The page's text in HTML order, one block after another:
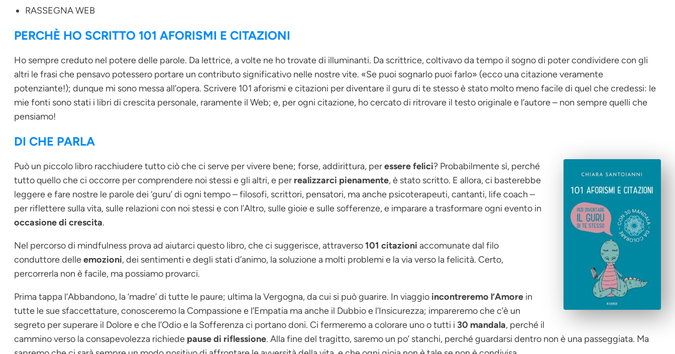
RASSEGNA WEB
PERCHÈ HO SCRITTO 101 AFORISMI E CITAZIONI
Ho sempre creduto nel potere delle parole. Da lettrice, a volte ne ho trovate di illuminanti. Da scrittrice, coltivavo da tempo il sogno di poter condividere con gli
altri le frasi che pensavo potessero portare un contributo significativo nelle nostre vite. «Se puoi sognarlo puoi farlo» (ecco una citazione veramente
potenziante!); dunque mi sono messa all’opera. Scrivere 101 aforismi e citazioni per diventare il guru di te stessoè stato molto meno facile di quel che credessi: le
mie fonti sono stati i libri di crescita personale, raramente il Web; e, per ogni citazione, ho cercato di ritrovare il testo originale e l’autore – non sempre quelli che
pensiamo!
DI CHE PARLA
Può un piccolo libro racchiudere tutto ciò che ci serve per vivere bene; forse, addirittura, peressere felici? Probabilmente sì, perché
tutto quello che ci occorre per comprendere noi stessi e gli altri, e per realizzarci pienamente, è stato scritto. E allora, ci basterebbe
leggere e fare nostre le parole dei ‘guru’ di ogni tempo – filosofi, scrittori, pensatori, ma anche psicoterapeuti, cantanti, life coach –
per riflettere sulla vita, sulle relazioni con noi stessi e con l’Altro, sulle gioie e sulle sofferenze, e imparare a trasformare ogni evento in
occasione di crescita.
Nel percorso di mindfulness prova ad aiutarci questo libro, che ci suggerisce, attraverso101 citazioni accomunate dal filo
conduttore delleemozioni, dei sentimenti e degli stati d’animo, la soluzione a molti problemi e la via verso la felicità. Certo,
percorrerla non è facile, ma possiamo provarci.
Prima tappa l’Abbandono, la ‘madre’ di tutte le paure; ultima la Vergogna, da cui si può guarire. In viaggio incontreremo l’Amore in
tutte le sue sfaccettature, conosceremo la Compassione e l’Empatia ma anche il Dubbio e l’Insicurezza; impareremo che c’è un
segreto per superare il Dolore e che l’Odio e la Sofferenza ci portano doni. Ci fermeremo a colorare uno o tutti i 30 mandala, perché il
cammino verso la consapevolezza richiede pause di riflessione. Alla fine del tragitto, saremo un po’ stanchi, perché guardarsi dentro non è una passeggiata. Ma